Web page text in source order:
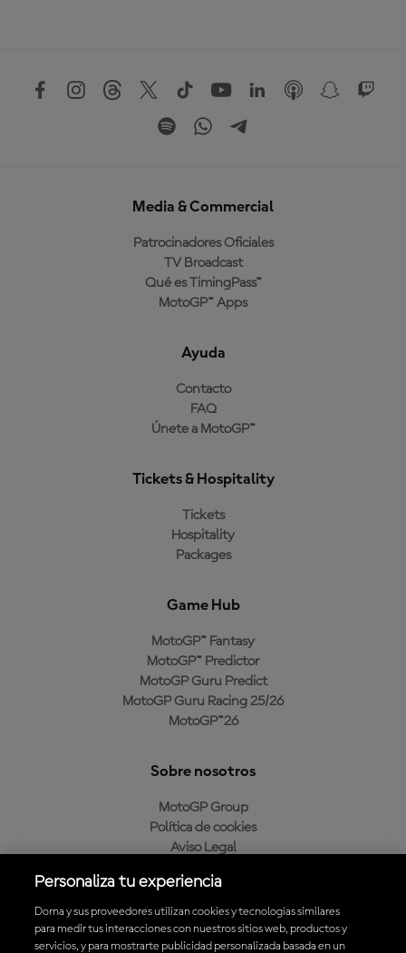
Media & Commercial
Patrocinadores Oficiales
TV Broadcast
Qué es TimingPass™
MotoGP™ Apps
Ayuda
Contacto
FAQ
Únete a MotoGP™
Tickets & Hospitality
Tickets
Hospitality
Packages
Game Hub
MotoGP™ Fantasy
MotoGP™ Predictor
MotoGP Guru Predict
MotoGP Guru Racing 25/26
MotoGP™26
Sobre nosotros
MotoGP Group
Política de cookies
Aviso Legal
Política de compra
Personaliza tu experiencia
Dorna y sus proveedores utilizan cookies y tecnologías similares
para medir tus interacciones con nuestros sitios web, productos y
servicios, y para mostrarte publicidad personalizada basada en un